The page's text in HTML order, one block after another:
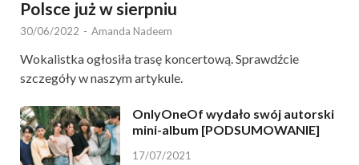
Polsce już w sierpniu
30/06/2022 - Amanda Nadeem
Wokalistka ogłosiła trasę koncertową. Sprawdźcie
szczegóły w naszym artykule.
OnlyOneOf wydało swój autorski
mini-album [PODSUMOWANIE]
17/07/2021